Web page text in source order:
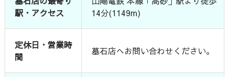
駅・アクセス
14分(1149m)
定休日・営業時
間
墓石店へお問い合わせください。